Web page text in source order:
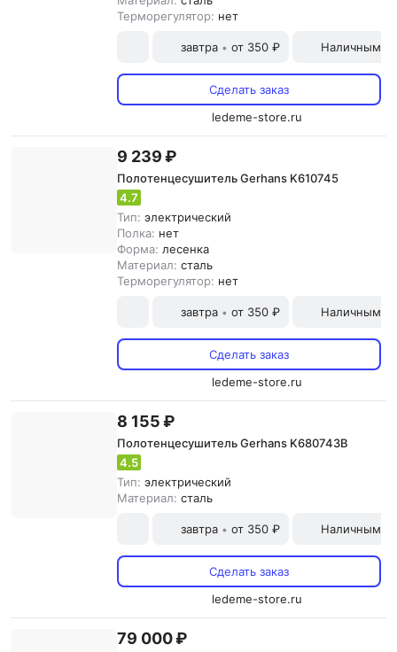
Терморегулятор: нет
завтра • от 350 ₽ Наличными
Сделать заказ
ledeme-store.ru
9 239 ₽
Полотенцесушитель Gerhans K610745
4.7
Тип: электрический
Полка: нет
Форма: лесенка
Материал: сталь
Терморегулятор: нет
завтра • от 350 ₽ Наличными
Сделать заказ
ledeme-store.ru
8 155 ₽
Полотенцесушитель Gerhans K680743B
4.5
Тип: электрический
Материал: сталь
завтра • от 350 ₽ Наличными
Сделать заказ
ledeme-store.ru
79 000 ₽